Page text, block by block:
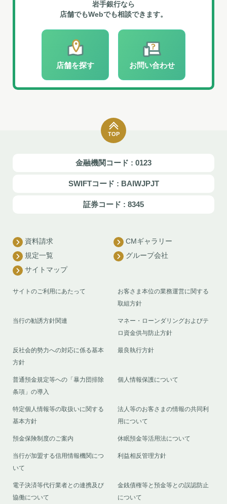
岩手銀行なら
店舗でもWebでも相談できます。
店舗を探す お問い合わせ
TOP
金融機関コード : 0123
SWIFTコード : BAIWJPJT
証券コード : 8345
資料請求
CMギャラリー
規定一覧
グループ会社
サイトマップ
サイトのご利用にあたって
お客さま本位の業務運営に関する
取組方針
当行の勧誘方針関連
マネー・ローンダリングおよびテ
ロ資金供与防止方針
反社会的勢力への対応に係る基本
方針
最良執行方針
普通預金規定等への「暴力団排除
条項」の導入
個人情報保護について
特定個人情報等の取扱いに関する
基本方針
法人等のお客さまの情報の共同利
用について
預金保険制度のご案内 休眠預金等活用法について
当行が加盟する信用情報機関につ
いて
利益相反管理方針
電子決済等代行業者との連携及び
協働について
金銭債権等と預金等との誤認防止
について